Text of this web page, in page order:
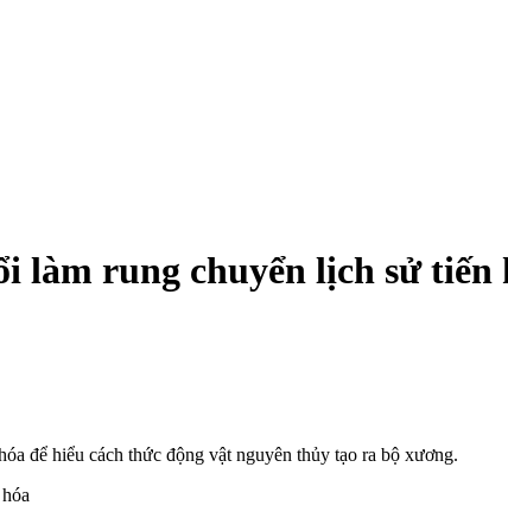
làm rung chuyển lịch sử tiến
để hiểu cách thức động vật nguyên thủy tạo ra bộ xương.